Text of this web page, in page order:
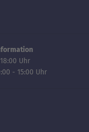
Uhr
- 15:00 Uhr